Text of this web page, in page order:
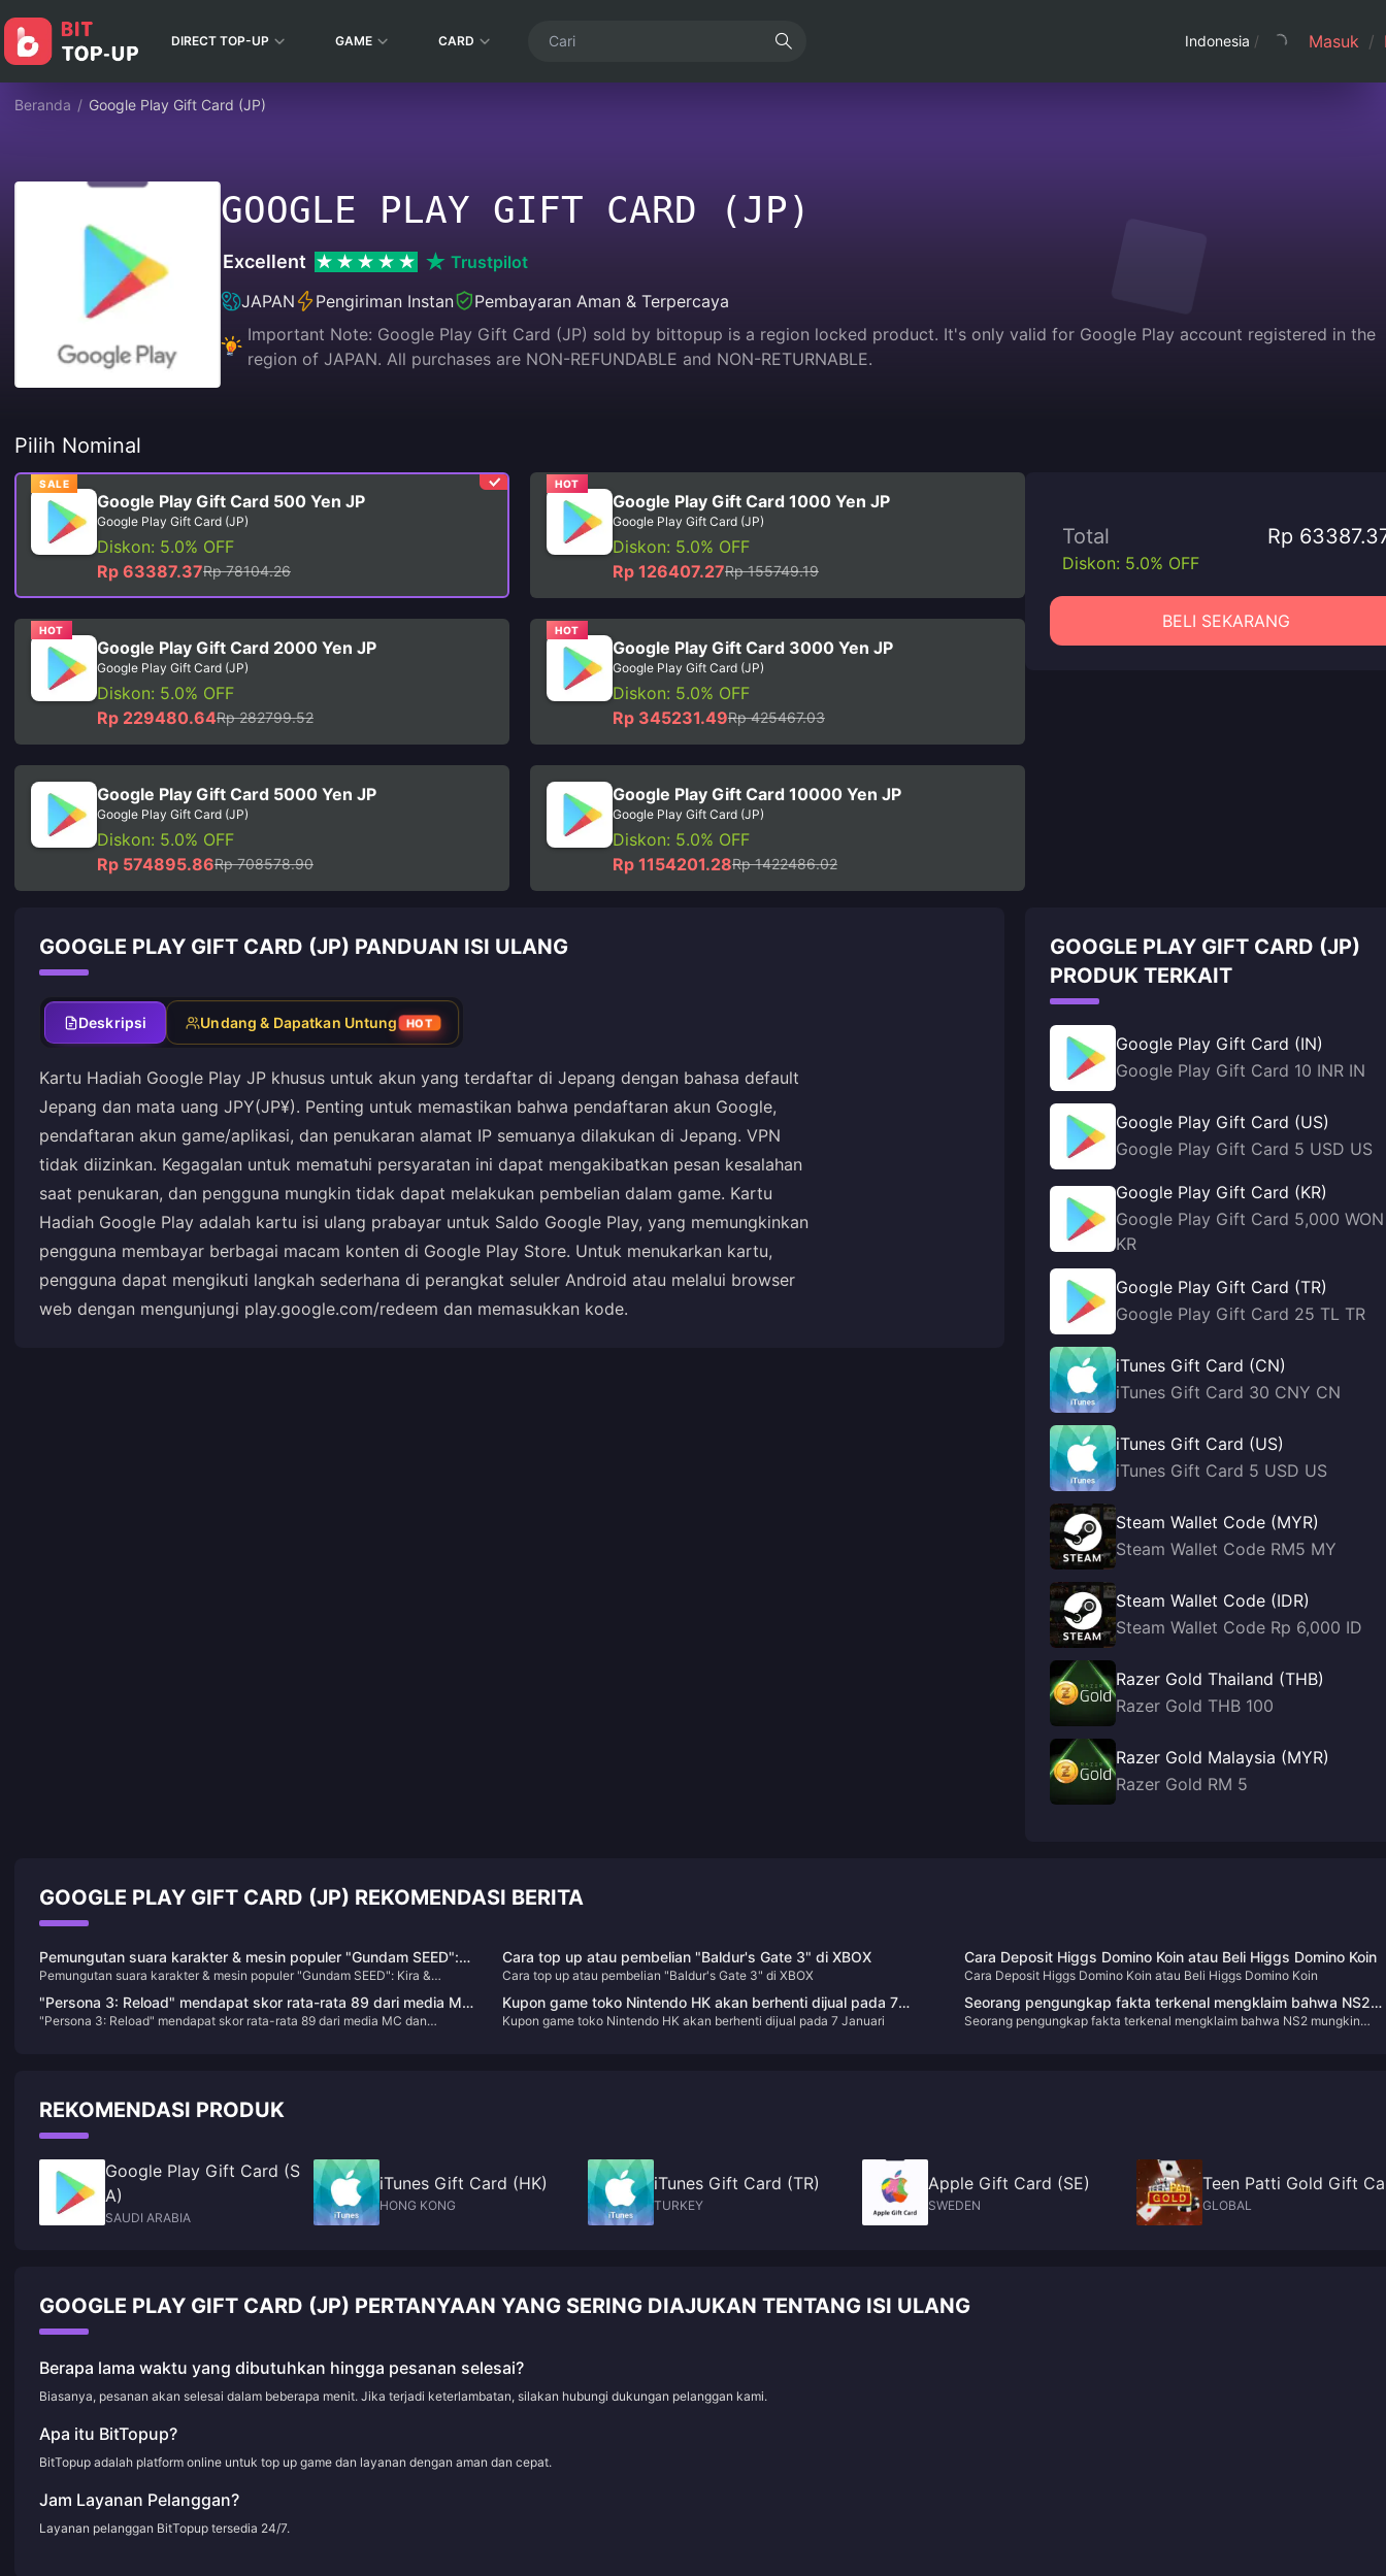
DIRECT TOP-UP GAME CARD Indonesia / Masuk /
Beranda / Google Play Gift Card (JP)
GOOGLE PLAY GIFT CARD (JP)
Excellent
Trustpilot
JAPAN
Pengiriman Instan
Pembayaran Aman & Terpercaya
Important Note: Google Play Gift Card (JP) sold by bittopup is a region locked product. It's only valid for Google Play account registered in the
region of JAPAN. All purchases are NON-REFUNDABLE and NON-RETURNABLE.
Pilih Nominal
SALE
Google Play Gift Card 500 Yen JP
Google Play Gift Card (JP)
Diskon: 5.0% OFF
Rp 63387.37Rp 78104.26
HOT
Google Play Gift Card 1000 Yen JP
Google Play Gift Card (JP)
Diskon: 5.0% OFF
Rp 126407.27Rp 155749.19
HOT
Google Play Gift Card 2000 Yen JP
Google Play Gift Card (JP)
Diskon: 5.0% OFF
Rp 229480.64Rp 282799.52
HOT
Google Play Gift Card 3000 Yen JP
Google Play Gift Card (JP)
Diskon: 5.0% OFF
Rp 345231.49Rp 425467.03
Google Play Gift Card 5000 Yen JP
Google Play Gift Card (JP)
Diskon: 5.0% OFF
Rp 574895.86Rp 708578.90
Google Play Gift Card 10000 Yen JP
Google Play Gift Card (JP)
Diskon: 5.0% OFF
Rp 1154201.28Rp 1422486.02
Total Rp
Diskon: 5.0% OFF
BELI SEKARANG
GOOGLE PLAY GIFT CARD (JP) PANDUAN ISI ULANG
Deskripsi Undang & Dapatkan Untung HOT
Kartu Hadiah Google Play JP khusus untuk akun yang terdaftar di Jepang dengan bahasa default
Jepang dan mata uang JPY(JP¥). Penting untuk memastikan bahwa pendaftaran akun Google,
pendaftaran akun game/aplikasi, dan penukaran alamat IP semuanya dilakukan di Jepang. VPN
tidak diizinkan. Kegagalan untuk mematuhi persyaratan ini dapat mengakibatkan pesan kesalahan
saat penukaran, dan pengguna mungkin tidak dapat melakukan pembelian dalam game. Kartu
Hadiah Google Play adalah kartu isi ulang prabayar untuk Saldo Google Play, yang memungkinkan
pengguna membayar berbagai macam konten di Google Play Store. Untuk menukarkan kartu,
pengguna dapat mengikuti langkah sederhana di perangkat seluler Android atau melalui browser
web dengan mengunjungi play.google.com/redeem dan memasukkan kode.
GOOGLE PLAY GIFT CARD (JP)
PRODUK TERKAIT
Google Play Gift Card (IN)
Google Play Gift Card 10 INR IN
Google Play Gift Card (US)
Google Play Gift Card 5 USD US
Google Play Gift Card (KR)
Google Play Gift Card 5,000 WON
KR
Google Play Gift Card (TR)
Google Play Gift Card 25 TL TR
iTunes Gift Card (CN)
iTunes Gift Card 30 CNY CN
iTunes Gift Card (US)
iTunes Gift Card 5 USD US
Steam Wallet Code (MYR)
Steam Wallet Code RM5 MY
Steam Wallet Code (IDR)
Steam Wallet Code Rp 6,000 ID
Razer Gold Thailand (THB)
Razer Gold THB 100
Razer Gold Malaysia (MYR)
Razer Gold RM 5
GOOGLE PLAY GIFT CARD (JP) REKOMENDASI BERITA
Pemungutan suara karakter & mesin populer "Gundam SEED":
Kira & Destiny Spec II untuk sementara menduduki peringkat
pertama
Pemungutan suara karakter & mesin populer "Gundam SEED": Kira &
Cara top up atau pembelian "Baldur's Gate 3" di XBOX
Cara top up atau pembelian "Baldur's Gate 3" di XBOX
Cara Deposit Higgs Domino Koin atau Beli Higgs Domino Koin
Cara Deposit Higgs Domino Koin atau Beli Higgs Domino Koin
"Persona 3: Reload" mendapat skor rata-rata 89 dari media MC
dan mendapat rating ganda 9 poin dari IGN/GS
"Persona 3: Reload" mendapat skor rata-rata 89 dari media MC dan
Kupon game toko Nintendo HK akan berhenti dijual pada 7
Januari
Kupon game toko Nintendo HK akan berhenti dijual pada 7 Januari
Seorang pengungkap fakta terkenal mengklaim bahwa NS2
mungkin diumumkan sebelum April tahun depan dan akan
Seorang pengungkap fakta terkenal mengklaim bahwa NS2 mungkin
REKOMENDASI PRODUK
Google Play Gift Card (S
A)
SAUDI ARABIA
iTunes Gift Card (HK)
HONG KONG
iTunes Gift Card (TR)
TURKEY
Apple Gift Card (SE)
SWEDEN
Teen Patti Gold Gift
GLOBAL
GOOGLE PLAY GIFT CARD (JP) PERTANYAAN YANG SERING DIAJUKAN TENTANG ISI ULANG
Berapa lama waktu yang dibutuhkan hingga pesanan selesai?
Biasanya, pesanan akan selesai dalam beberapa menit. Jika terjadi keterlambatan, silakan hubungi dukungan pelanggan kami.
Apa itu BitTopup?
BitTopup adalah platform online untuk top up game dan layanan dengan aman dan cepat.
Jam Layanan Pelanggan?
Layanan pelanggan BitTopup tersedia 24/7.